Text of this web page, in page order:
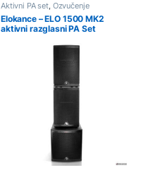
Aktivni PA set, Ozvučenje
Elokance – ELO 1500 MK2
aktivni razglasni PA Set